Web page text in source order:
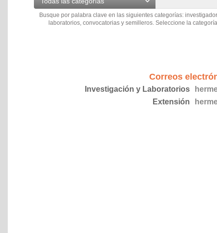
Busque por palabra clave en las siguientes categorías:
laboratorios, convocatorias y semilleros. Seleccione la
Correos
Investigación y Laboratorios
Extensión